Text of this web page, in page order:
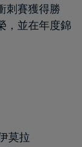
刺賽獲得勝
，並在年度錦
莫拉